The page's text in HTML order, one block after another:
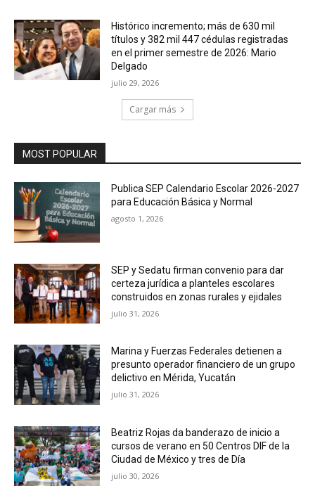
Histórico incremento; más de 630 mil
títulos y 382 mil 447 cédulas registradas
en el primer semestre de 2026: Mario
Delgado
julio 29, 2026
Cargar más
MOST POPULAR
Publica SEP Calendario Escolar 2026-2027
para Educación Básica y Normal
agosto 1, 2026
SEP y Sedatu firman convenio para dar
certeza jurídica a planteles escolares
construidos en zonas rurales y ejidales
julio 31, 2026
Marina y Fuerzas Federales detienen a
presunto operador financiero de un grupo
delictivo en Mérida, Yucatán
julio 31, 2026
Beatriz Rojas da banderazo de inicio a
cursos de verano en 50 Centros DIF de la
Ciudad de México y tres de Día
julio 30, 2026